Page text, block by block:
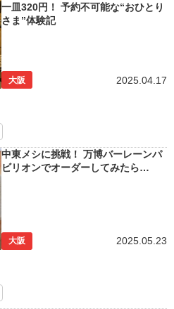
一皿320円！ 予約不可能な“おひとり
さま”体験記
大阪 2025.04.17
中東メシに挑戦！ 万博バーレーンパ
ビリオンでオーダーしてみたら…
大阪 2025.05.23